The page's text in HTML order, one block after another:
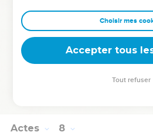
lapider. Les témoins avaient
pieds d'un jeune homme appelé
Ils jetaient des pierres à Etienne
« Seigneur Jésus, accueille mon
Puis il se mit à genoux et s'écria
Actes 8
Choisir mes
Accepter tous
Tout refuser